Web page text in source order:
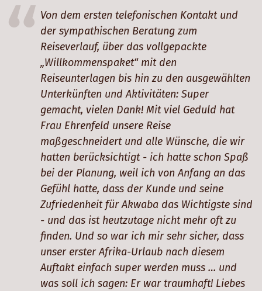
Von dem ersten telefonischen Kontakt und
der sympathischen Beratung zum
Reiseverlauf, über das vollgepackte
„Willkommenspaket“ mit den
Reiseunterlagen bis hin zu den ausgewählten
Unterkünften und Aktivitäten: Super
gemacht, vielen Dank! Mit viel Geduld hat
Frau Ehrenfeld unsere Reise
maßgeschneidert und alle Wünsche, die wir
hatten berücksichtigt - ich hatte schon Spaß
bei der Planung, weil ich von Anfang an das
Gefühl hatte, dass der Kunde und seine
Zufriedenheit für Akwaba das Wichtigste sind
- und das ist heutzutage nicht mehr oft zu
finden. Und so war ich mir sehr sicher, dass
unser erster Afrika-Urlaub nach diesem
Auftakt einfach super werden muss … und
was soll ich sagen: Er war traumhaft! Liebes